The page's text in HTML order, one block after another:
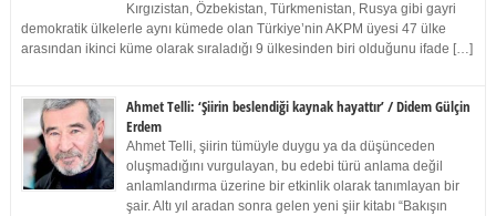
Kırgızistan, Özbekistan, Türkmenistan, Rusya gibi gayri
demokratik ülkelerle aynı kümede olan Türkiye’nin AKPM üyesi 47 ülke
arasından ikinci küme olarak sıraladığı 9 ülkesinden biri olduğunu ifade […]
Ahmet Telli: ‘Şiirin beslendiği kaynak hayattır’ / Didem Gülçin
Erdem
Ahmet Telli, şiirin tümüyle duygu ya da düşünceden
oluşmadığını vurgulayan, bu edebi türü anlama değil
anlamlandırma üzerine bir etkinlik olarak tanımlayan bir
şair. Altı yıl aradan sonra gelen yeni şiir kitabı “Bakışın